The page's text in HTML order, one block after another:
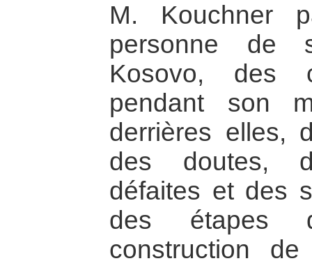
M. Kouchner
personne de
Kosovo, des
pendant son
derrières elles,
des doutes,
défaites et des
des étapes
construction